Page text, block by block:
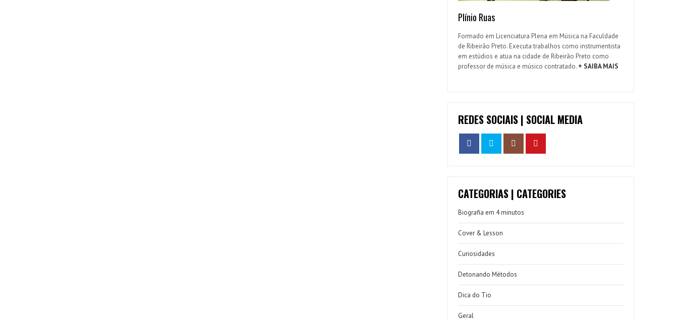
Plínio Ruas
Formado em Licenciatura Plena em Música na Faculdade
de Ribeirão Preto. Executa trabalhos como instrumentista
em estúdios e atua na cidade de Ribeirão Preto como
professor de música e músico contratado. + SAIBA MAIS
REDES SOCIAIS | SOCIAL MEDIA
CATEGORIAS | CATEGORIES
Biografia em 4 minutos
Cover & Lesson
Curiosidades
Detonando Métodos
Dica do Tio
Geral